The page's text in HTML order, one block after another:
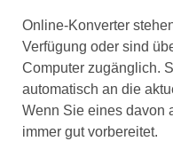
Online-Konverter
Verfügung oder sind
Computer zugänglich.
automatisch an die
Wenn Sie eines davon
immer gut vorbereitet.